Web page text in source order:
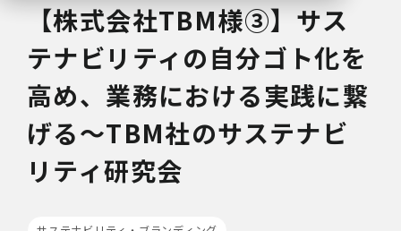
【株式会社TBM様③】サス
テナビリティの自分ゴト化を
高め、業務における実践に繋
げる～TBM社のサステナビ
リティ研究会